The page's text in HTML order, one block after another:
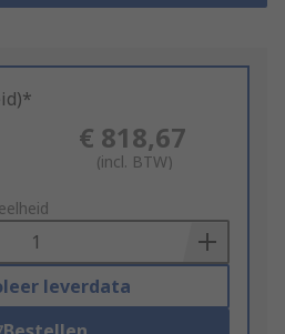
€ 818,67
(incl. BTW)
leverdata